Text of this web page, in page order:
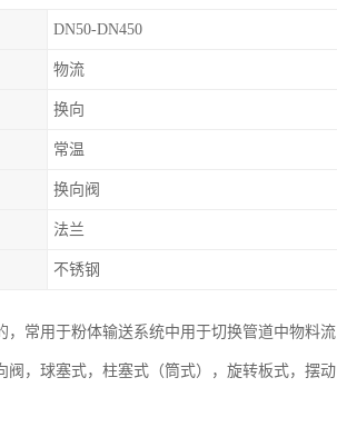
DN50-DN450
物流
换向
常温
换向阀
法兰
不锈钢
常用于粉体输送系统中用于切换管道中物料流
，球塞式，柱塞式（筒式），旋转板式，摆动